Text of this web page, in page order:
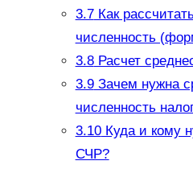
3.7Как
численность
3.8Расчет
3.9Зачем нужна
численность
3.10Куда и кому
СЧР?